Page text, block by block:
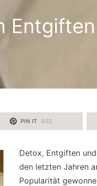
Entgiften
PIN IT 952
Detox, Entgiften
den letzten Jahren
Popularität